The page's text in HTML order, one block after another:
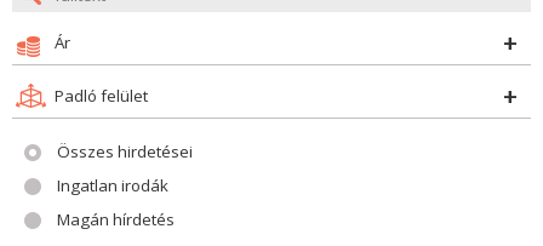
Ár
Padló felület
Összes hirdetései
Ingatlan irodák
Magán hírdetés